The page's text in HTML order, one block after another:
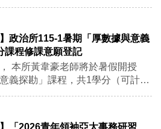
to select the next Dalai
on Chinese-language sources,
how China's claim of control
since the late 1980s, and asks
※全程參與者，可認
證本所多元學習護照1場！ 歡迎踴躍參加~
】政治所115-1暑期「厚數據與意義
課程修課意願登記
授
意義探勘」課程，共1學分（可計入
】「2026青年領袖亞太事務研習